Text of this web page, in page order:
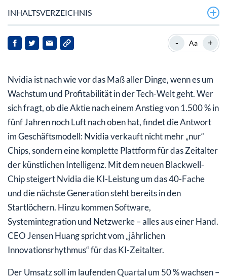
INHALTSVERZEICHNIS
Warum die Bewertung trotzdem Sinn ergibt
Fazit
- Aa +
Nvidia ist nach wie vor das Maß aller Dinge, wenn es um
Wachstum und Profitabilität in der Tech-Welt geht. Wer
sich fragt, ob die Aktie nach einem Anstieg von 1.500 % in
fünf Jahren noch Luft nach oben hat, findet die Antwort
im Geschäftsmodell: Nvidia verkauft nicht mehr „nur“
Chips, sondern eine komplette Plattform für das Zeitalter
der künstlichen Intelligenz. Mit dem neuen Blackwell-
Chip steigert Nvidia die KI-Leistung um das 40-Fache
und die nächste Generation steht bereits in den
Startlöchern. Hinzu kommen Software,
Systemintegration und Netzwerke – alles aus einer Hand.
CEO Jensen Huang spricht vom „jährlichen
Innovationsrhythmus“ für das KI-Zeitalter.
Der Umsatz soll im laufenden Quartal um 50 % wachsen –